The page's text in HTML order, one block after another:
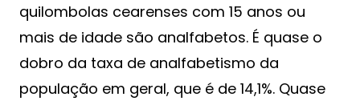
quilombolas cearenses com 15 anos ou
mais de idade são analfabetos. É quase o
dobro da taxa de analfabetismo da
população em geral, que é de 14,1%. Quase